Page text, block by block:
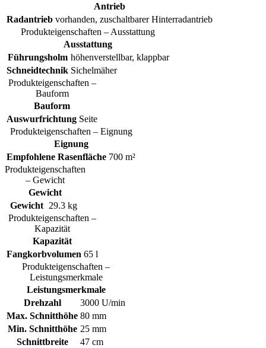
Antrieb
Radantrieb vorhanden, zuschaltbarer Hinterradantrieb
Produkteigenschaften – Ausstattung
Ausstattung
Führungsholm höhenverstellbar, klappbar
Schneidtechnik Sichelmäher
Produkteigenschaften –
Bauform
Bauform
Auswurfrichtung Seite
Produkteigenschaften – Eignung
Eignung
Empfohlene Rasenfläche 700 m²
Produkteigenschaften
– Gewicht
Gewicht
Gewicht
29.3 kg
Produkteigenschaften –
Kapazität
Kapazität
Fangkorbvolumen 65 l
Produkteigenschaften –
Leistungsmerkmale
Leistungsmerkmale
Drehzahl
3000 U/min
Max. Schnitthöhe 80 mm
Min. Schnitthöhe 25 mm
Schnittbreite
47 cm